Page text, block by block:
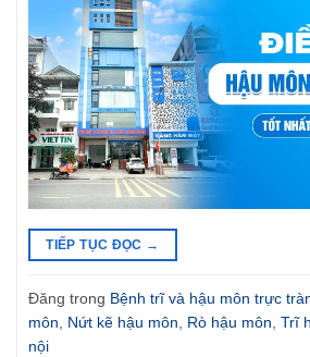
TIẾP TỤC ĐỌC →
Đăng trong Bệnh trĩ và hậu môn trực
môn, Nứt kẽ hậu môn, Rò hậu môn, Trĩ
nội